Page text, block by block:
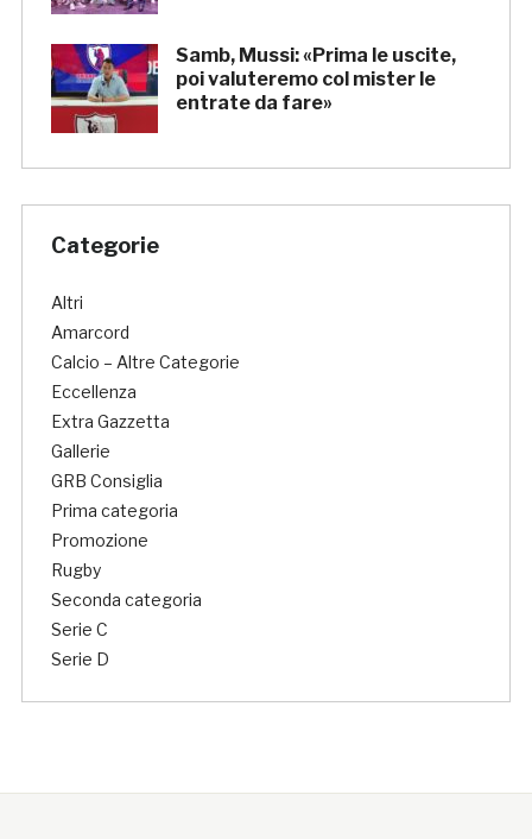
Samb, Mussi: «Prima le uscite,
poi valuteremo col mister le
entrate da fare»
Categorie
Altri
Amarcord
Calcio – Altre Categorie
Eccellenza
Extra Gazzetta
Gallerie
GRB Consiglia
Prima categoria
Promozione
Rugby
Seconda categoria
Serie C
Serie D